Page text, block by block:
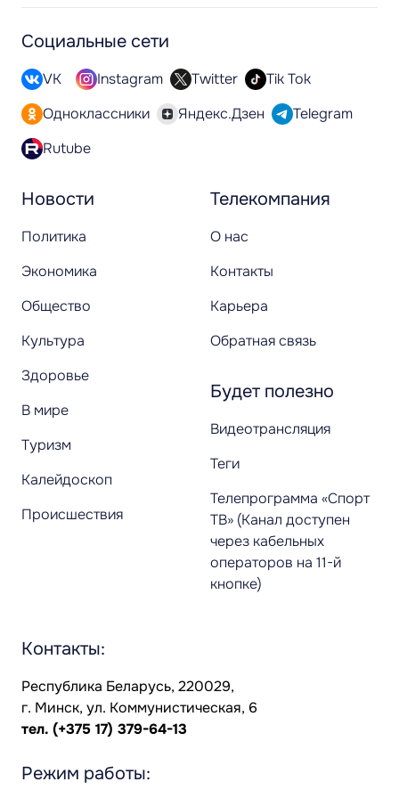
Новости
Политика
Экономика
Общество
Культура
Здоровье
В мире
Туризм
Калейдоскоп
Происшествия
Телекомпания
О нас
Контакты
Карьера
Обратная связь
Будет полезно
Видеотрансляция
Теги
Телепрограмма «Спорт
ТВ» (Канал доступен
через кабельных
операторов на 11-й
кнопке)
Социальные сети
VK Instagram Twitter
Tik Tok
Одноклассники
Яндекс.Дзен
Telegram
Rutube
Контакты:
Республика Беларусь, 220029,
г. Минск, ул. Коммунистическая, 6
тел. (+375 17) 379-64-13
Режим работы: